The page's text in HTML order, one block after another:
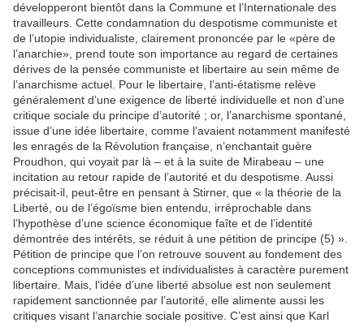
développeront bientôt dans la Commune et l’Internationale des
travailleurs. Cette condamnation du despotisme communiste et
de l’utopie individualiste, clairement prononcée par le «père de
l’anarchie», prend toute son importance au regard de certaines
dérives de la pensée communiste et libertaire au sein même de
l’anarchisme actuel. Pour le libertaire, l’anti-étatisme relève
généralement d’une exigence de liberté individuelle et non d’une
critique sociale du principe d’autorité ; or, l’anarchisme spontané,
issue d’une idée libertaire, comme l’avaient notamment manifesté
les enragés de la Révolution française, n’enchantait guère
Proudhon, qui voyait par là – et à la suite de Mirabeau – une
incitation au retour rapide de l’autorité et du despotisme. Aussi
précisait-il, peut-être en pensant à Stirner, que « la théorie de la
Liberté, ou de l’égoïsme bien entendu, irréprochable dans
l’hypothèse d’une science économique faîte et de l’identité
démontrée des intérêts, se réduit à une pétition de principe (5) ».
Pétition de principe que l’on retrouve souvent au fondement des
conceptions communistes et individualistes à caractère purement
libertaire. Mais, l’idée d’une liberté absolue est non seulement
rapidement sanctionnée par l’autorité, elle alimente aussi les
critiques visant l’anarchie sociale positive. C’est ainsi que Karl